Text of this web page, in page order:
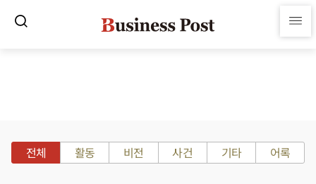
전체 활동 비전 사건 기타 어록